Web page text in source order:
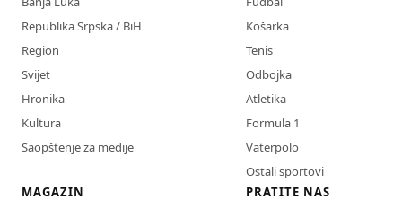
Republika Srpska / BiH
Region
Svijet
Hronika
Kultura
Saopštenje za medije
Košarka
Tenis
Odbojka
Atletika
Formula 1
Vaterpolo
Ostali sportovi
MAGAZIN
PRATITE NAS